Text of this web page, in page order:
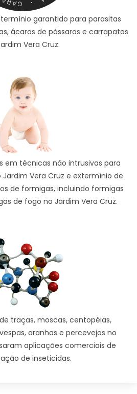
garantido para parasitas
ácaros de pássaros e carrapatos
Vera Cruz.
em técnicas não intrusivas para
Vera Cruz e extermínio de
de formigas, incluindo formigas
de fogo no Jardim Vera Cruz.
traças, moscas, centopéias,
aranhas e percevejos no
aplicações comerciais de
de inseticidas.